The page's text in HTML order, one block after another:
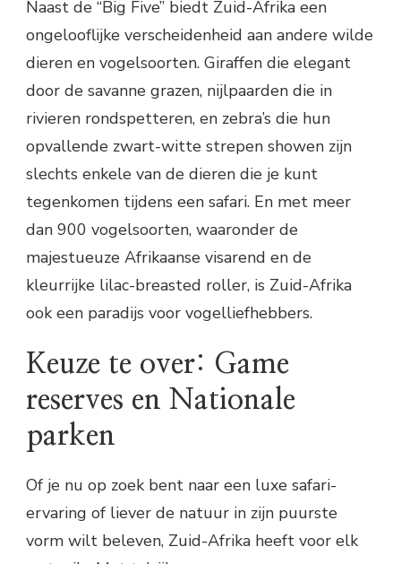
Naast de “Big Five” biedt Zuid-Afrika een
ongelooflijke verscheidenheid aan andere wilde
dieren en vogelsoorten. Giraffen die elegant
door de savanne grazen, nijlpaarden die in
rivieren rondspetteren, en zebra’s die hun
opvallende zwart-witte strepen showen zijn
slechts enkele van de dieren die je kunt
tegenkomen tijdens een safari. En met meer
dan 900 vogelsoorten, waaronder de
majestueuze Afrikaanse visarend en de
kleurrijke lilac-breasted roller, is Zuid-Afrika
ook een paradijs voor vogelliefhebbers.
Keuze te over: Game
reserves en Nationale
parken
Of je nu op zoek bent naar een luxe safari-
ervaring of liever de natuur in zijn puurste
vorm wilt beleven, Zuid-Afrika heeft voor elk